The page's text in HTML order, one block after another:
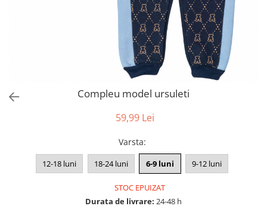
Compleu model ursuleti
59,99 Lei
Varsta:
12-18 luni 18-24 luni 6-9 luni 9-12 luni
STOC EPUIZAT
Durata de livrare: 24-48 h